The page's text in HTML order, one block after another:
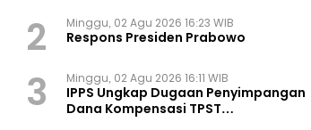
2 Minggu, 02 Agu 2026 16:23 WIB
Respons Presiden Prabowo
3 Minggu, 02 Agu 2026 16:11 WIB
IPPS Ungkap Dugaan Penyimpangan
Dana Kompensasi TPST